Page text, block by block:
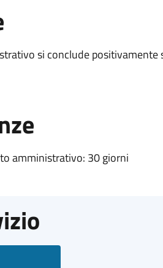
si conclude positivamente
amministrativo: 30 giorni